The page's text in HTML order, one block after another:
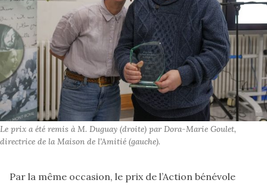
Le prix a été remis à M. Duguay (droite) par Dora-Marie Goulet,
directrice de la Maison de l’Amitié (gauche).
Par la même occasion, le prix de l’Action bénévole